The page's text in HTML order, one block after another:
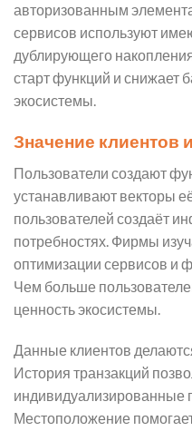
авторизованным
сервисов используют
дублирующего
старт функций и снижает
экосистемы.
Значение клиентов
Пользователи создают
устанавливают векторы
пользователей создаёт
потребностях. Фирмы
оптимизации сервисов и
Чем больше
ценность экосистемы.
Данные клиентов
История транзакций
индивидуализированные
Местоположение